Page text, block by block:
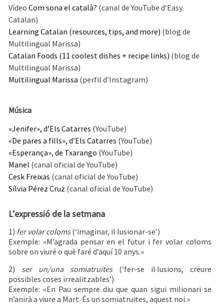
Vídeo Com sona el català? (canal de YouTube d’Easy
Catalan)
Learning Catalan (resources, tips, and more) (blog de
Multilingual Marissa)
Catalan Foods (11 coolest dishes + recipe links) (blog de
Multilingual Marissa)
Multilingual Marissa (perfil d’Instagram)
Música
«Jenifer», d’Els Catarres (YouTube)
«De pares a fills», d’Els Catarres (YouTube)
«Esperança», de Txarango (YouTube)
Manel (canal oficial de YouTube)
Cesk Freixas (canal oficial de YouTube)
Sílvia Pérez Cruz (canal oficial de YouTube)
L’expressió de la setmana
1) fer volar coloms(‘imaginar, il·lusionar-se’)
Exemple: «M’agrada pensar en el futur i fer volar coloms
sobre on viuré o què faré d’aquí 10 anys.»
2) ser un/una somiatruites(‘fer-se il·lusions, creure
possibles coses irrealitzables’)
Exemple: «En Pau sempre diu que quan sigui milionari se
n’anirà a viure a Mart. És un somiatruites, aquest noi.»